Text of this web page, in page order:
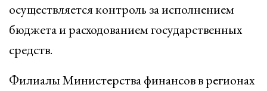
осуществляется контроль за исполнением
бюджета и расходованием государственных
средств.
Филиалы Министерства финансов в регионах